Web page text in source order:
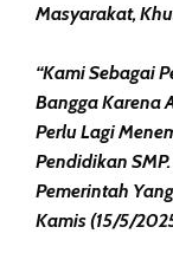
Masyarakat,
“Kami Sebagai
Bangga Karena
Perlu Lagi
Pendidikan
Pemerintah
Kamis (15/5/